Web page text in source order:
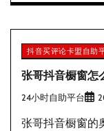
抖音买评论卡盟自助
张哥抖音橱窗怎
24小时自助平台
张哥抖音橱窗的